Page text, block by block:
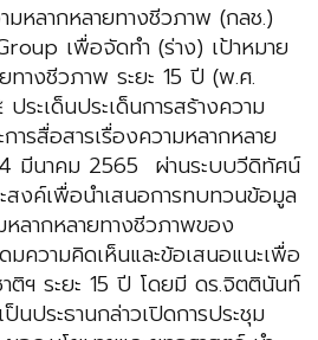
หลากหลายทางชีวภาพ (กลช.)
เพื่อจัดทำ (ร่าง) เป้าหมาย
ทางชีวภาพ ระยะ 15 ปี (พ.ศ.
ะเด็นประเด็นการสร้างความ
ารสื่อสารเรื่องความหลากหลาย
มีนาคม 2565 ผ่านระบบวีดิทัศน์
งค์เพื่อนำเสนอการทบทวนข้อมูล
หลากหลายทางชีวภาพของ
มความคิดเห็นและข้อเสนอแนะเพื่อ
ติฯ ระยะ 15 ปี โดยมี ดร.จิตตินันท์
นประธานกล่าวเปิดการประชุม